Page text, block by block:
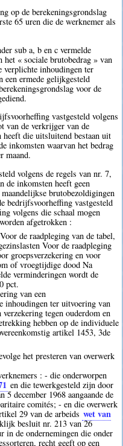
op de berekeningsgrondslag
65 uren die de werknemer als
sub a, b en c vermelde
het « sociale brutobedrag » van
inhoudingen ter
een ermede gelijkgesteld
voor de
vastgesteld volgens
van de verkrijger van de
die uitsluitend bestaan uit
inkomsten waarvan het bedrag
maand.
volgens de regels van nr. 7,
de inkomsten heeft geen
brutobezoldigingen
bedrijfsvoorheffing vastgesteld
volgens die schaal mogen
afgetrokken :
de raadpleging van de tabel,
Voor de raadpleging
groepsverzekering en voor
of vroegtijdige dood Na
verminderingen wordt de
pct.
van een
inhoudingen ter uitvoering van
tegen ouderdom en
hebben op de individuele
artikel 1453, 3de
het presteren van overwerk
: - die onderworpen
en die tewerkgesteld zijn door
5 december 1968 aangaande de
comités; - en die overwerk
29 van de arbeids wet van
besluit nr. 213 van 26
in de ondernemingen die onder
recht geeft op een